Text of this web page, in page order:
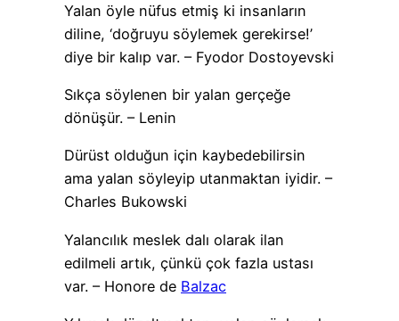
Yalan öyle nüfus etmiş ki insanların
diline, ‘doğruyu söylemek gerekirse!’
diye bir kalıp var. – Fyodor Dostoyevski
Sıkça söylenen bir yalan gerçeğe
dönüşür. – Lenin
Dürüst olduğun için kaybedebilirsin
ama yalan söyleyip utanmaktan iyidir. –
Charles Bukowski
Yalancılık meslek dalı olarak ilan
edilmeli artık, çünkü çok fazla ustası
var. – Honore de Balzac